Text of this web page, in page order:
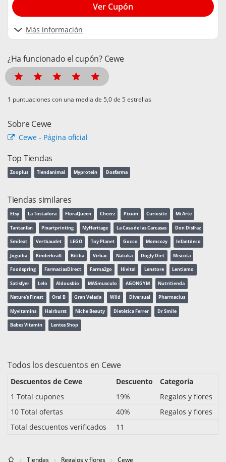
Más información
Ver Cupón
¿Ha funcionado el cupón? Cewe
puntuaciones con una media de de 5 estrellas
Sobre Cewe
Cewe - Página oficial
Top Tiendas
Zooplus Tiendanimal Myprotein Dosfarma
Tiendas similares
Etsy La Tostadora FloraQueen Cheerz Pixum Curiosite Mi Arte
Tantanfan Pixartprinting MyHeritage La Casa de las Carcasas Don Disfraz
Smileat Vertbaudet LEGO Toy Planet Gocco Momcozy Infantdeco
Joguiba Kinderkraft Bitiba Virbac Natuka Dogfy Diet Miscota
Foodspring FarmaciasDirect Farma2go Hivital Lenstore Lentiamo
Satisfyer Lelo Aldousbio MASmusculo AGONGYM Nutritienda
Nature's Finest Oral B Gran Velada Wild Diversual Pharmacius
Myvitamins Hairburst Niche Beauty Dietética Ferrer Dr Smile
Babes Vitamin Lentes Shop
Todos los descuentos en Cewe
Descuentos de Cewe Descuento
Categoría
1 Total cupones
19%
Regalos y flores
10 Total ofertas
40%
Regalos y flores
Total descuentos verificados
11
Tiendas Regalos y flores Cewe